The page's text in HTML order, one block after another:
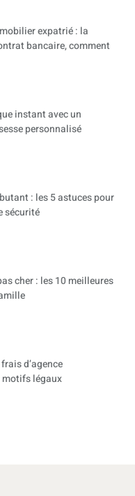
expatrié : la
bancaire, comment
instant avec un
personnalisé
: les 5 astuces pour
sécurité
cher : les 10 meilleures
d’agence
motifs légaux